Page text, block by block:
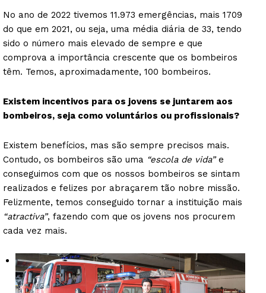
No ano de 2022 tivemos 11.973 emergências, mais 1709
do que em 2021, ou seja, uma média diária de 33, tendo
sido o número mais elevado de sempre e que
comprova a importância crescente que os bombeiros
têm. Temos, aproximadamente, 100 bombeiros.
Existem incentivos para os jovens se juntarem aos
bombeiros, seja como voluntários ou profissionais?
Existem benefícios, mas são sempre precisos mais.
Contudo, os bombeiros são uma “escola de vida”e
conseguimos com que os nossos bombeiros se sintam
realizados e felizes por abraçarem tão nobre missão.
Felizmente, temos conseguido tornar a instituição mais
“atractiva”, fazendo com que os jovens nos procurem
cada vez mais.